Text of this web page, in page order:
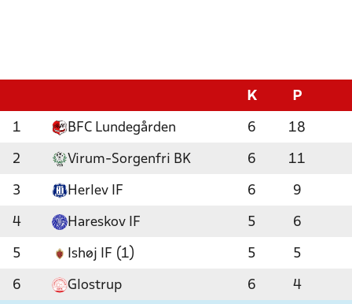
K P
1 BFC Lundegården 6 18
2 Virum-Sorgenfri BK 6 11
3 Herlev IF 6 9
4 Hareskov IF 5 6
5 Ishøj IF (1) 5 5
6 Glostrup 6 4